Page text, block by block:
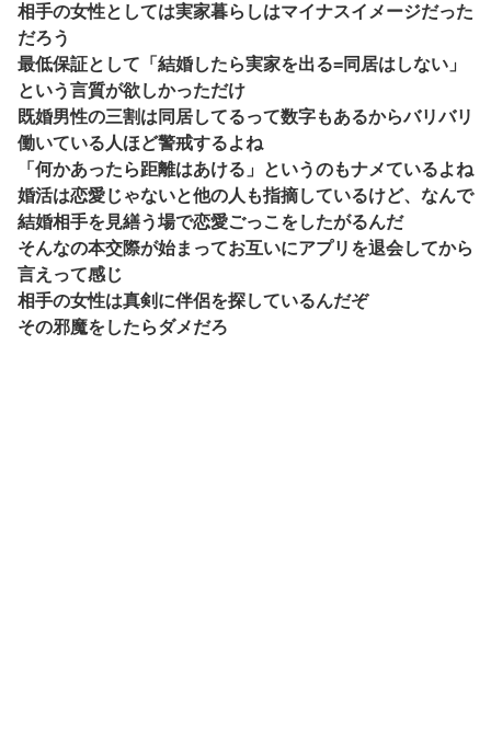
相手の女性としては実家暮らしはマイナスイメージだった
だろう
最低保証として「結婚したら実家を出る=同居はしない」
という言質が欲しかっただけ
既婚男性の三割は同居してるって数字もあるからバリバリ
働いている人ほど警戒するよね
「何かあったら距離はあける」というのもナメているよね
婚活は恋愛じゃないと他の人も指摘しているけど、なんで
結婚相手を見繕う場で恋愛ごっこをしたがるんだ
そんなの本交際が始まってお互いにアプリを退会してから
言えって感じ
相手の女性は真剣に伴侶を探しているんだぞ
その邪魔をしたらダメだろ